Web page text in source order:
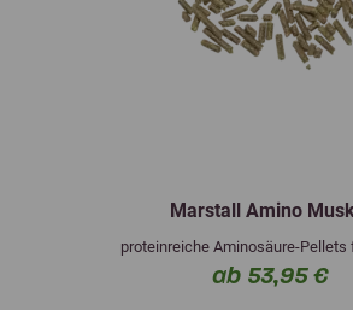
Marstall Amino
proteinreiche Aminosäure-Pellets
ab 53,95 €